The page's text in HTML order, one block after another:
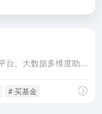
# 买基金